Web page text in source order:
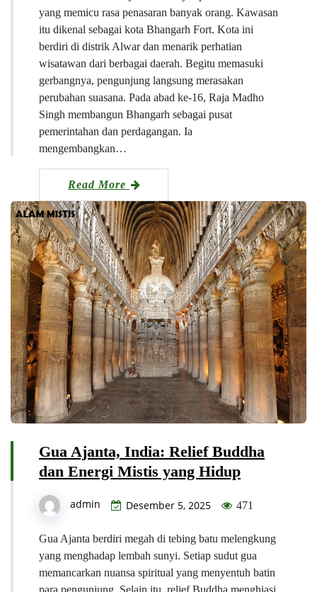
yang memicu rasa penasaran banyak orang. Kawasan
itu dikenal sebagai kota Bhangarh Fort. Kota ini
berdiri di distrik Alwar dan menarik perhatian
wisatawan dari berbagai daerah. Begitu memasuki
gerbangnya, pengunjung langsung merasakan
perubahan suasana. Pada abad ke-16, Raja Madho
Singh membangun Bhangarh sebagai pusat
pemerintahan dan perdagangan. Ia
mengembangkan…
Read More
Gua Ajanta, India: Relief Buddha
dan Energi Mistis yang Hidup
admin Desember 5, 2025 471
Gua Ajanta berdiri megah di tebing batu melengkung
yang menghadap lembah sunyi. Setiap sudut gua
memancarkan nuansa spiritual yang menyentuh batin
para pengunjung. Selain itu, relief Buddha menghiasi